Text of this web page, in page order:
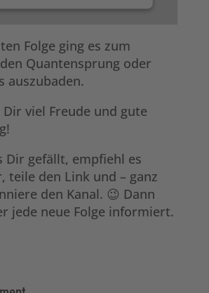
Folge ging es zum
Quantensprung oder
auszubaden.
Dir viel Freude und gute
Dir gefällt, empfiehl es
teile den Link und – ganz
den Kanal. 😉 Dann
jede neue Folge informiert.